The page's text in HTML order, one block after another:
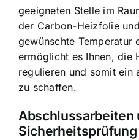
geeigneten Stelle im
der Carbon-Heizfolie
gewünschte Temperatur
ermöglicht es Ihnen, die
regulieren und somit ein
zu schaffen.
Abschlussarbeiten
Sicherheitsprüfung